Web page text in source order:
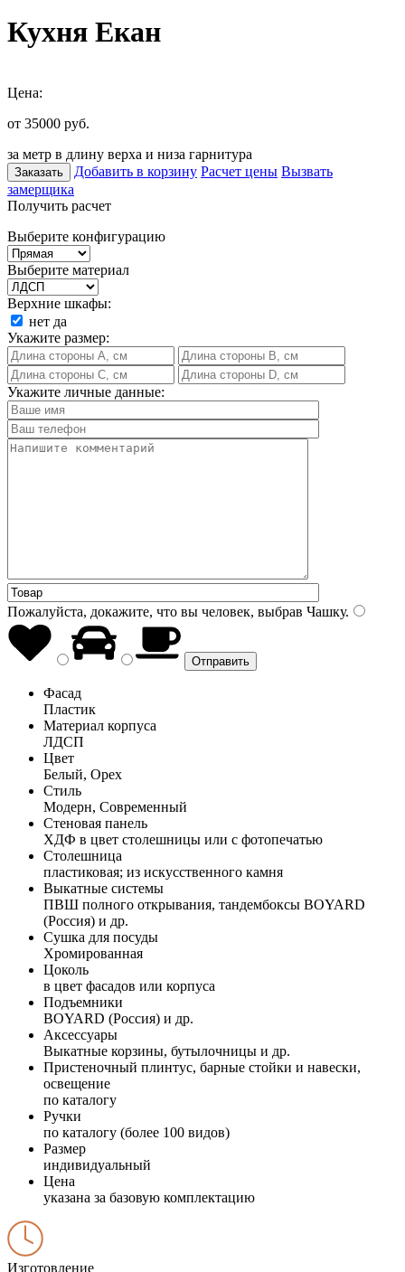
Кухня Екан
Цена:
от 35000 руб.
за метр в длину верха и низа гарнитура
Заказать Добавить в корзину Расчет цены Вызвать
замерщика
Получить расчет
Выберите конфигурацию
Выберите материал
Верхние шкафы:
нет да
Укажите размер:
Укажите личные данные:
Пожалуйста, докажите, что вы человек, выбрав Чашку.
Фасад
Пластик
Материал корпуса
ЛДСП
Цвет
Белый, Орех
Стиль
Модерн, Современный
Стеновая панель
ХДФ в цвет столешницы или с фотопечатью
Столешница
пластиковая; из искусственного камня
Выкатные системы
ПВШ полного открывания, тандембоксы BOYARD
(Россия) и др.
Сушка для посуды
Хромированная
Цоколь
в цвет фасадов или корпуса
Подъемники
BOYARD (Россия) и др.
Аксессуары
Выкатные корзины, бутылочницы и др.
Пристеночный плинтус, барные стойки и навески,
освещение
по каталогу
Ручки
по каталогу (более 100 видов)
Размер
индивидуальный
Цена
указана за базовую комплектацию
Изготовление